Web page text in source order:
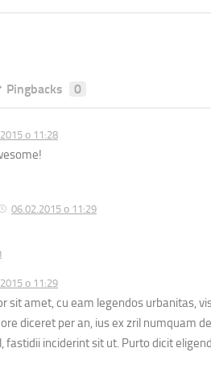
Pingbacks 0
о 11:28
06.02.2015 о 11:29
о 11:29
sit amet, cu eam legendos urbanitas,
diceret per an, ius ex zril numquam
fastidii inciderint sit ut. Purto dicit